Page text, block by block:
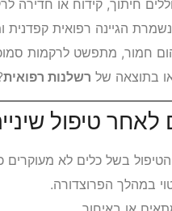
חיתוך, קידוח או חדירה
הגיינה רפואית
חמור, מתפשט לרקמות
בתוצאה של רשלנות רפואית
טיפול
בשל כלים לא מעוקרים
במהלך הפרוצדורה.